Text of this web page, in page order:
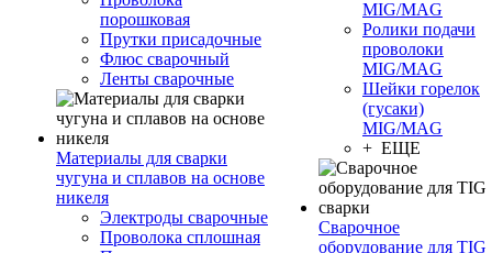
порошковая
Прутки присадочные
Флюс сварочный
Ленты сварочные
Материалы для сварки
чугуна и сплавов на основе
никеля
Электроды сварочные
Проволока сплошная
MIG/MAG
Ролики подачи
проволоки
MIG/MAG
Шейки горелок
(гусаки)
MIG/MAG
+ ЕЩЕ
Сварочное
оборудование для TIG